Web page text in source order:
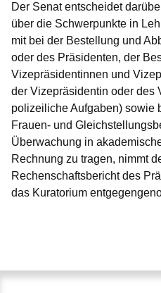
Der Senat entscheidet
über die Schwerpunkte in
mit bei der Bestellung und
oder des Präsidenten, der
Vizepräsidentinnen und
der Vizepräsidentin oder des
polizeiliche Aufgaben) sowie
Frauen- und
Überwachung in
Rechnung zu tragen, nimmt
Rechenschaftsbericht des
das Kuratorium